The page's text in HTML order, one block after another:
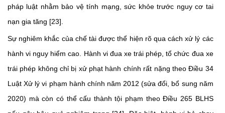
pháp luật nhằm bảo vệ tính mạng, sức khỏe trước nguy cơ tai
nạn gia tăng [23].
Sự nghiêm khắc của chế tài được thể hiện rõ qua cách xử lý các
hành vi nguy hiểm cao. Hành vi đua xe trái phép, tổ chức đua xe
trái phép không chỉ bị xử phạt hành chính rất nặng theo Điều 34
Luật Xử lý vi phạm hành chính năm 2012 (sửa đổi, bổ sung năm
2020) mà còn có thể cấu thành tội phạm theo Điều 265 BLHS